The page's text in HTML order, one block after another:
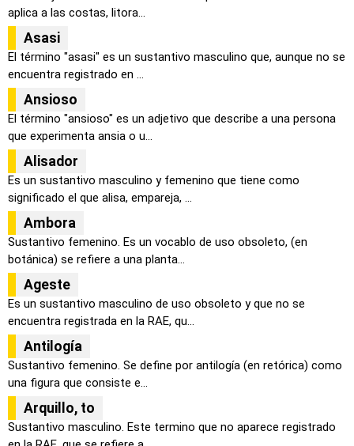
aplica a las costas, litora...
Asasi
El término "asasi" es un sustantivo masculino que, aunque no se
encuentra registrado en ...
Ansioso
El término "ansioso" es un adjetivo que describe a una persona
que experimenta ansia o u...
Alisador
Es un sustantivo masculino y femenino que tiene como
significado el que alisa, empareja, ...
Ambora
Sustantivo femenino. Es un vocablo de uso obsoleto, (en
botánica) se refiere a una planta...
Ageste
Es un sustantivo masculino de uso obsoleto y que no se
encuentra registrada en la RAE, qu...
Antilogía
Sustantivo femenino. Se define por antilogía (en retórica) como
una figura que consiste e...
Arquillo, to
Sustantivo masculino. Este termino que no aparece registrado